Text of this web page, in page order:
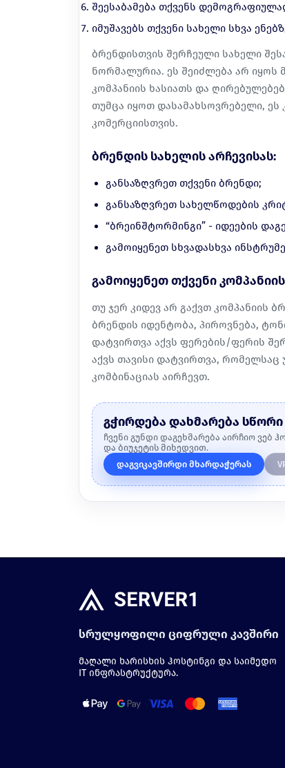
შეესაბამება თქვენს
იმუშავებს თქვენი სახელი სხვა
ბრენდისთვის შერჩეული სახელი
ნორმალურია. ეს შეიძლება არ იყოს
კომპანიის ხასიათს და
თუმცა იყოთ დასამახსოვრებელი,
კომერციისთვის.
ბრენდის სახელის არჩევისას:
განსაზღვრეთ თქვენი ბრენდი;
განსაზღვრეთ სახელწოდების
“ბრეინშტორმინგი” - იდეების
გამოიყენეთ სხვადასხვა
გამოიყენეთ თქვენი
თუ ჯერ კიდევ არ გაქვთ კომპანიის
ბრენდის იდენტობა, პიროვნება,
დატვირთვა აქვს ფერების/ფერის
აქვს თავისი დატვირთვა,
კომბინაციას აირჩევთ.
გჭირდება დახმარება
ჩვენი გუნდი დაგეხმარება აირჩიო ვებ
და ბიუჯეტის მიხედვით.
დაგვიკავშირდი მხარდაჭერას
სრულყოფილი ციფრული კავშირი
მაღალი ხარისხის ჰოსტინგი და საიმედო
IT ინფრასტრუქტურა.